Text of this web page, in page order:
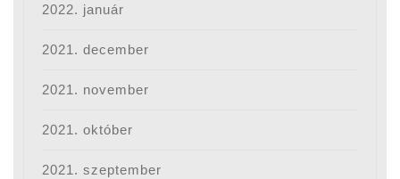
2022. január
2021. december
2021. november
2021. október
2021. szeptember